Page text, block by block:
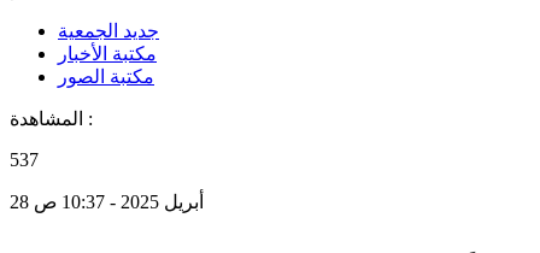
جديد الجمعية
مكتبة الأخبار
مكتبة الصور
المشاهدة :
537
28 أبريل 2025 - 10:37 ص